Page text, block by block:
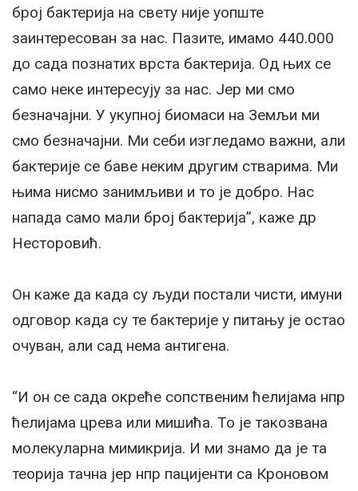
број бактерија на свету није уопште
заинтересован за нас. Пазите, имамо 440.000
до сада познатих врста бактерија. Од њих се
само неке интересују за нас. Јер ми смо
безначајни. У укупној биомаси на Земљи ми
смо безначајни. Ми себи изгледамо важни, али
бактерије се баве неким другим стварима. Ми
њима нисмо занимљиви и то је добро. Нас
напада само мали број бактерија”, каже др
Несторовић.
Он каже да када су људи постали чисти, имуни
одговор када су те бактерије у питању је остао
очуван, али сад нема антигена.
“И он се сада окреће сопственим ћелијама нпр
ћелијама црева или мишића. То је такозвана
молекуларна мимикрија. И ми знамо да је та
теорија тачна јер нпр пацијенти са Кроновом